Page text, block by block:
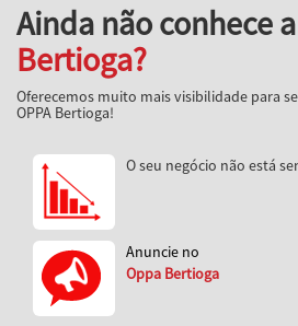
Ainda não conhece a
Bertioga?
Oferecemos muito mais visibilidade para
OPPA Bertioga!
O seu negócio não está
Anuncie no
Oppa Bertioga